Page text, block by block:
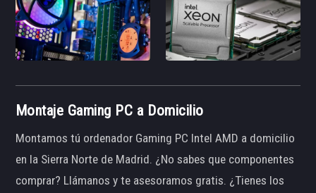
Montaje Gaming PC a Domicilio
Montamos tú ordenador Gaming PC Intel AMD a domicilio
en la Sierra Norte de Madrid. ¿No sabes que componentes
comprar? Llámanos y te asesoramos gratis. ¿Tienes los